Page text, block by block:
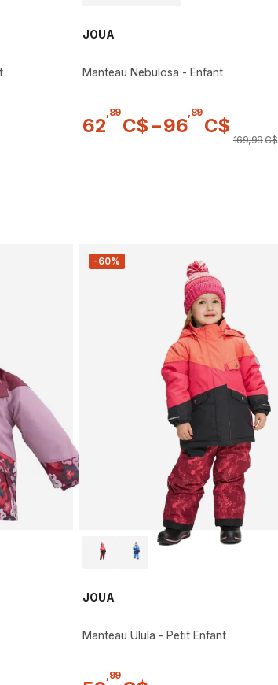
JOUA
Manteau Nebulosa - Enfant
62
89
C$–96
89
C$
169,99C$
-60%
JOUA
Manteau Ulula - Petit Enfant
,99